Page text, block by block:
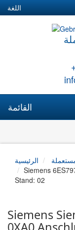
اللغة
القائمة
الرئيسية
Siemens
Stand: 02
Siemens